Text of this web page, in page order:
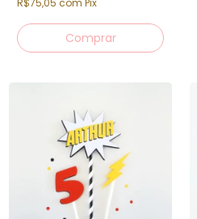
R$75,05 com Pix